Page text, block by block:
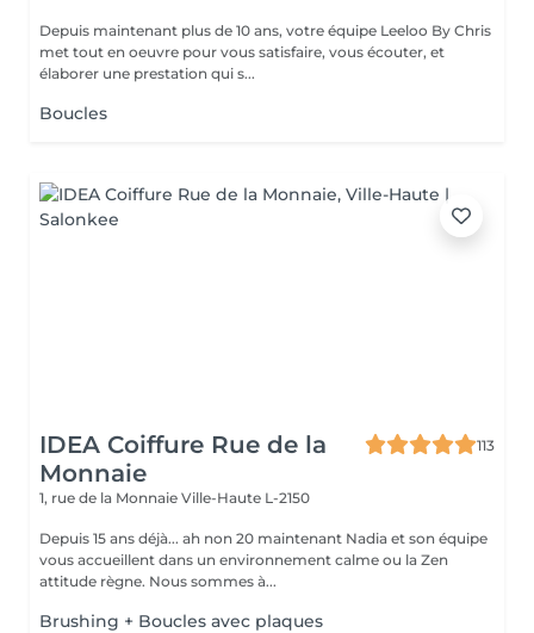
Depuis maintenant plus de 10 ans, votre équipe Leeloo By Chris
met tout en oeuvre pour vous satisfaire, vous écouter, et
élaborer une prestation qui s...
Boucles
IDEA Coiffure Rue de la
Monnaie
113
1, rue de la Monnaie Ville-Haute L-2150
Depuis 15 ans déjà... ah non 20 maintenant Nadia et son équipe
vous accueillent dans un environnement calme ou la Zen
attitude règne. Nous sommes à...
Brushing + Boucles avec plaques